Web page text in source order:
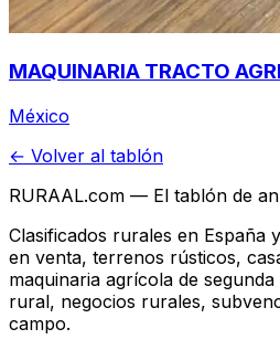
MAQUINARIA TRACTO
México
← Volver al tablón
RURAAL.com — El tablón de
Clasificados rurales en España
en venta, terrenos rústicos,
maquinaria agrícola de
rural, negocios rurales,
campo.